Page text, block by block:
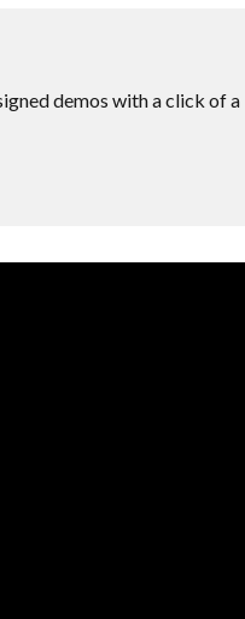
demos with a click of a